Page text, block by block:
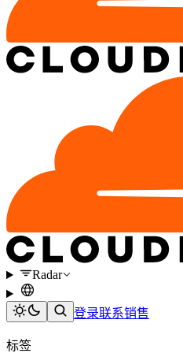
Radar
登录联系销售
标签